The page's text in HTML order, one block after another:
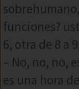
funciones?
6, otra de 8 a
– No, no, no,
es una hora